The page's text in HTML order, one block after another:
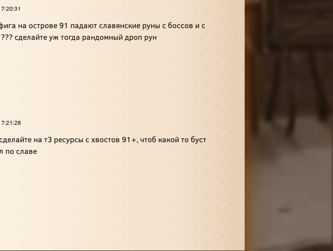
на острове 91 падают славянские руны с боссов и с
сделайте уж тогда рандомный дроп рун
на т3 ресурсы с хвостов 91+, чтоб какой то буст
по славе